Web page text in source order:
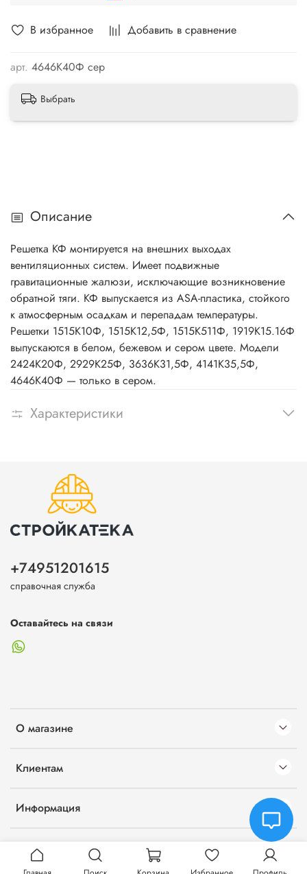
В избранное Добавить в сравнение
арт. 4646К40Ф сер
Выбрать
Описание
Решетка КФ монтируется на внешних выходах
вентиляционных систем. Имеет подвижные
гравитационные жалюзи, исключающие возникновение
обратной тяги. КФ выпускается из ASA-пластика, стойкого
к атмосферным осадкам и перепадам температуры.
Решетки 1515К10Ф, 1515К12,5Ф, 1515К511Ф, 1919К15.16Ф
выпускаются в белом, бежевом и сером цвете. Модели
2424K20Ф, 2929K25Ф, 3636K31,5Ф, 4141K35,5Ф,
4646K40Ф — только в сером.
Характеристики
О магазине
Клиентам
Информация
+74951201615
справочная служба
Оставайтесь на связи